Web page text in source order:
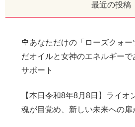
最近の投稿
🌹あなただけの「ローズクォ
だオイルと女神のエネルギーで
サポート
【本日令和8年8月8日】ライオ
魂が目覚め、新しい未来への扉